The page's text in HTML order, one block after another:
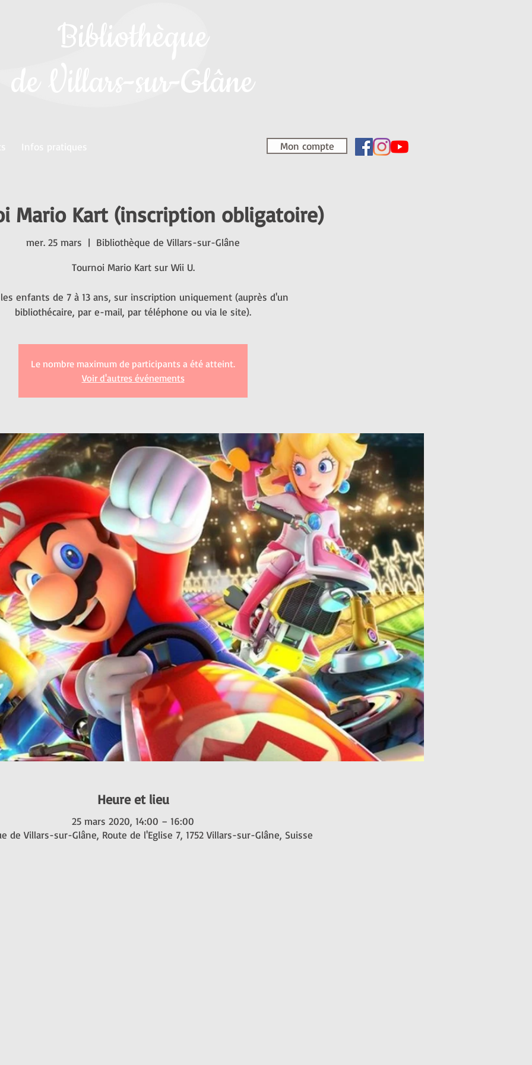
Bibliothèque
de Villars-sur-Glâne
Mon compte
Mario Kart (inscription obligatoire)
mer. 25 mars
  |
Bibliothèque de Villars-sur-Glâne
Tournoi Mario Kart sur Wii U.
enfants de 7 à 13 ans, sur inscription uniquement (auprès d'un
bibliothécaire, par e-mail, par téléphone ou via le site).
Le nombre maximum de participants a été atteint.
Voir d'autres événements
Heure et lieu
25 mars 2020, 14:00 – 16:00
de Villars-sur-Glâne, Route de l'Eglise 7, 1752 Villars-sur-Glâne, Suisse